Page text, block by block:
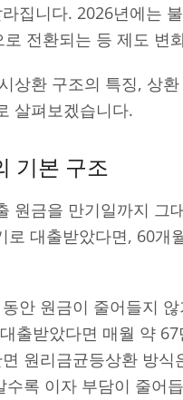
집니다. 2026년에는
전환되는 등 제도 변
상환 구조의 특징, 상
살펴보겠습니다.
기본 구조
원금을 만기일까지 그
로 대출받았다면, 60개
안 원금이 줄어들지
출받았다면 매월 약
원리금균등상환 방
수록 이자 부담이 줄어